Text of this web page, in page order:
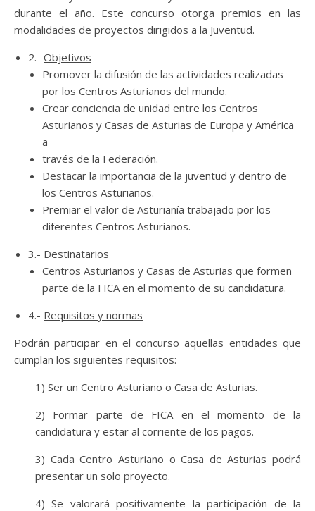
durante el año. Este concurso otorga premios en las
modalidades de proyectos dirigidos a la Juventud.
2.- Objetivos
Promover la difusión de las actividades realizadas
por los Centros Asturianos del mundo.
Crear conciencia de unidad entre los Centros
Asturianos y Casas de Asturias de Europa y América
a
través de la Federación.
Destacar la importancia de la juventud y dentro de
los Centros Asturianos.
Premiar el valor de Asturianía trabajado por los
diferentes Centros Asturianos.
3.- Destinatarios
Centros Asturianos y Casas de Asturias que formen
parte de la FICA en el momento de su candidatura.
4.- Requisitos y normas
Podrán participar en el concurso aquellas entidades que
cumplan los siguientes requisitos:
1) Ser un Centro Asturiano o Casa de Asturias.
2) Formar parte de FICA en el momento de la
candidatura y estar al corriente de los pagos.
3) Cada Centro Asturiano o Casa de Asturias podrá
presentar un solo proyecto.
4) Se valorará positivamente la participación de la